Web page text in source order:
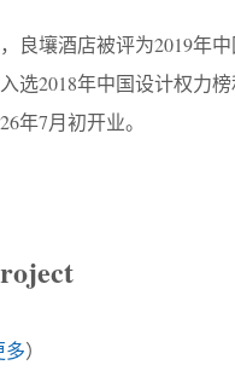
良壤酒店被评为2019年
选2018年中国设计权力
年7月初开业。
多）